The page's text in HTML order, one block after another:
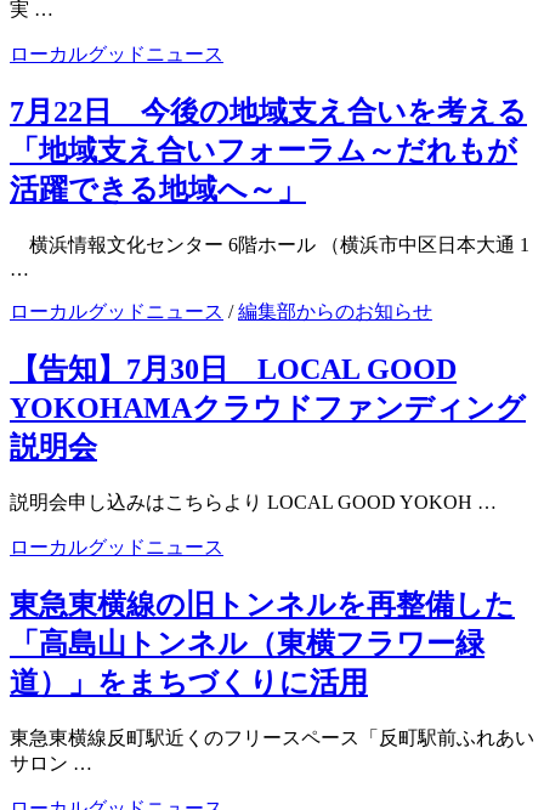
実 …
ローカルグッドニュース
7月22日 今後の地域支え合いを考える
「地域支え合いフォーラム～だれもが
活躍できる地域へ～」
横浜情報文化センター 6階ホール （横浜市中区日本大通 1
…
ローカルグッドニュース /編集部からのお知らせ
【告知】7月30日 LOCAL GOOD
YOKOHAMAクラウドファンディング
説明会
説明会申し込みはこちらより LOCAL GOOD YOKOH …
ローカルグッドニュース
東急東横線の旧トンネルを再整備した
「高島山トンネル（東横フラワー緑
道）」をまちづくりに活用
東急東横線反町駅近くのフリースペース「反町駅前ふれあい
サロン …